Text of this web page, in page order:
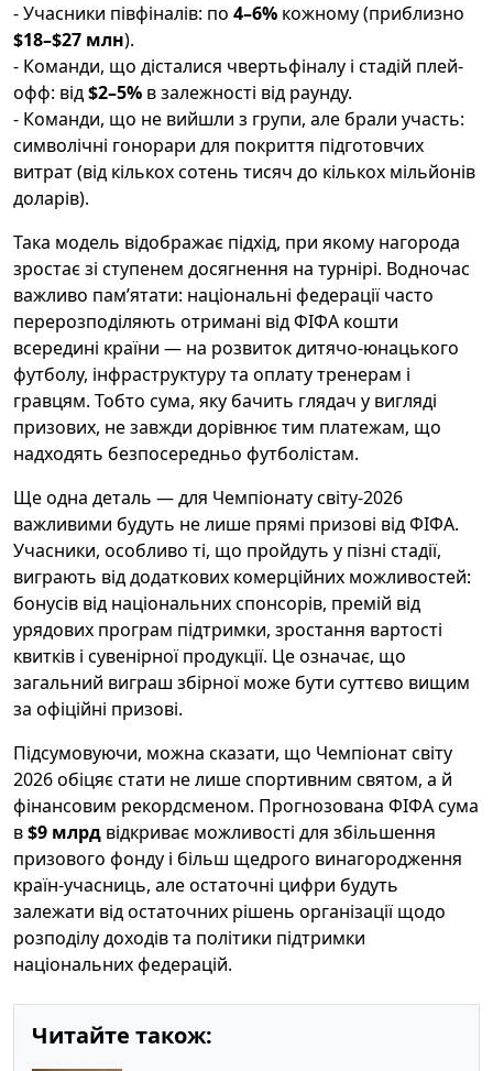
- Учасники півфіналів: по 4–6% кожному (приблизно
$18–$27 млн).
- Команди, що дісталися чвертьфіналу і стадій плей-
офф: від$2–5% в залежності від раунду.
- Команди, що не вийшли з групи, але брали участь:
символічні гонорари для покриття підготовчих
витрат (від кількох сотень тисяч до кількох мільйонів
доларів).
Така модель відображає підхід, при якому нагорода
зростає зі ступенем досягнення на турнірі. Водночас
важливо пам’ятати: національні федерації часто
перерозподіляють отримані від ФІФА кошти
всередині країни — на розвиток дитячо-юнацького
футболу, інфраструктуру та оплату тренерам і
гравцям. Тобто сума, яку бачить глядач у вигляді
призових, не завжди дорівнює тим платежам, що
надходять безпосередньо футболістам.
Ще одна деталь — для Чемпіонату світу-2026
важливими будуть не лише прямі призові від ФІФА.
Учасники, особливо ті, що пройдуть у пізні стадії,
виграють від додаткових комерційних можливостей:
бонусів від національних спонсорів, премій від
урядових програм підтримки, зростання вартості
квитків і сувенірної продукції. Це означає, що
загальний виграш збірної може бути суттєво вищим
за офіційні призові.
Підсумовуючи, можна сказати, що Чемпіонат світу
2026 обіцяє стати не лише спортивним святом, а й
фінансовим рекордсменом. Прогнозована ФІФА сума
в$9 млрд відкриває можливості для збільшення
призового фонду і більш щедрого винагородження
країн-учасниць, але остаточні цифри будуть
залежати від остаточних рішень організації щодо
розподілу доходів та політики підтримки
національних федерацій.
Читайте також: